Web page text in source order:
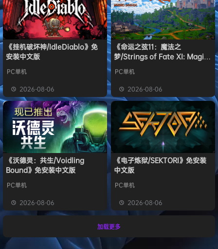
《挂机破坏神/IdleDiablo》免
安装中文版
PC单机
2026-08-06
《命运之弦11：魔法之
梦/Strings of Fate XI: Magic
PC单机
2026-08-06
《沃德灵：共生/Voidling
Bound》免安装中文版
PC单机
2026-08-06
《电子炼狱/SEKTORI》免安装
中文版
PC单机
2026-08-06
加载更多